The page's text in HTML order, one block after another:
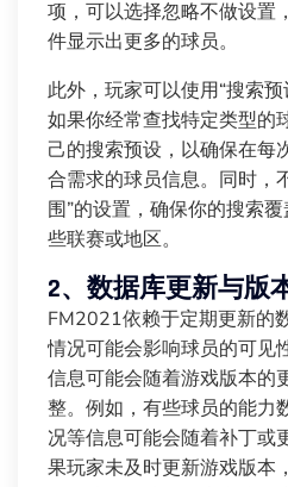
项，可以选择忽略不做设置
件显示出更多的球员。
此外，玩家可以使用“搜索预
如果你经常查找特定类型的
己的搜索预设，以确保在每
合需求的球员信息。同时，
围”的设置，确保你的搜索
些联赛或地区。
2、数据库更新与版
FM2021依赖于定期更新的
情况可能会影响球员的可见
信息可能会随着游戏版本的
整。例如，有些球员的能力
况等信息可能会随着补丁或
果玩家未及时更新游戏版本